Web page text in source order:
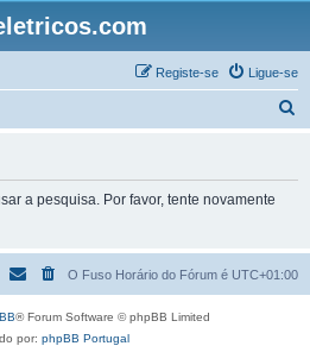
Ligue-se
Registe-se
s
a pesquisa. Por favor, tente novamente
O Fuso Horário do Fórum é UTC+01:00
® Forum Software © phpBB Limited
por: phpBB Portugal